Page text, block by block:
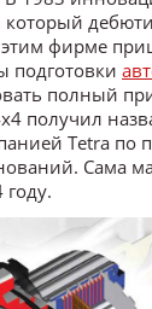
который
этим фирме
подготовки
полный
получил
Tetra по
Сама